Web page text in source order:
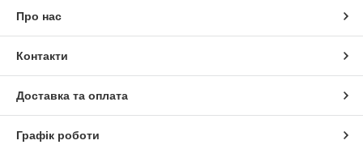
Про нас
Контакти
Доставка та оплата
Графік роботи